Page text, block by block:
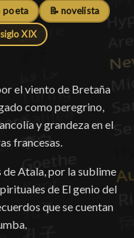
poeta 📝 novelista
XIX
el viento de Bretaña
como peregrino,
y grandeza en el
francesas.
de Atala, por la sublime
de El genio del
que se cuentan